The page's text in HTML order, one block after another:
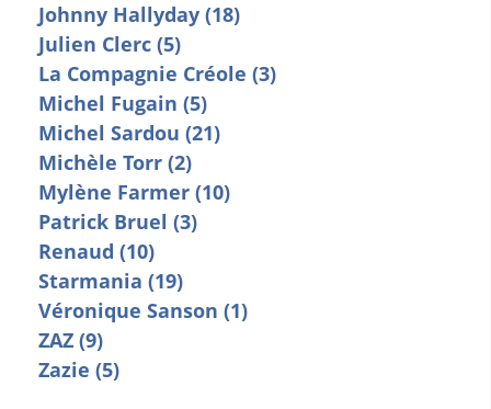
Johnny Hallyday (18)
Julien Clerc (5)
La Compagnie Créole (3)
Michel Fugain (5)
Michel Sardou (21)
Michèle Torr (2)
Mylène Farmer (10)
Patrick Bruel (3)
Renaud (10)
Starmania (19)
Véronique Sanson (1)
ZAZ (9)
Zazie (5)